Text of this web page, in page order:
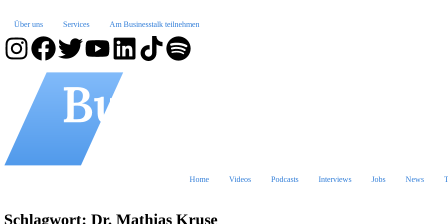
Über uns Services Am Businesstalk teilnehmen
Home Videos Podcasts Interviews Jobs News
Schlagwort: Dr. Mathias Kruse